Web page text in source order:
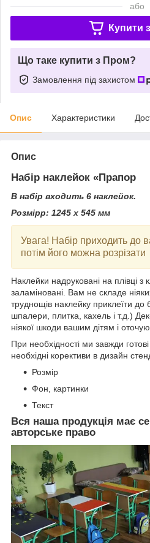
або
Купити з
Що таке купити з Пром?
Замовлення під захистом
Опис Характеристики
Опис
Набір наклейок «Прапор
В набір входить 6 наклейок.
Розмірр: 1245 х 545 мм
Увага! Набір приходить до
потім його можна розрізати
Наклейки надруковані на плівці
заламіновані. Вам не складе
труднощів наклейку приклеїти до
шпалери, плитка, кахель і т.д.)
ніякої шкоди вашим дітям і
При необхідності ми завжди
необхідні корективи в дизайн
Розмір
Фон, картинки
Текст
Вся наша продукція має
авторське право